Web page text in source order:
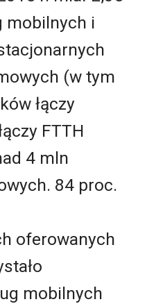
mobilnych i
(w tym
łączy
FTTH
4 mln
84 proc.
oferowanych
mobilnych